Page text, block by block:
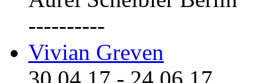
----------
Vivian Greven